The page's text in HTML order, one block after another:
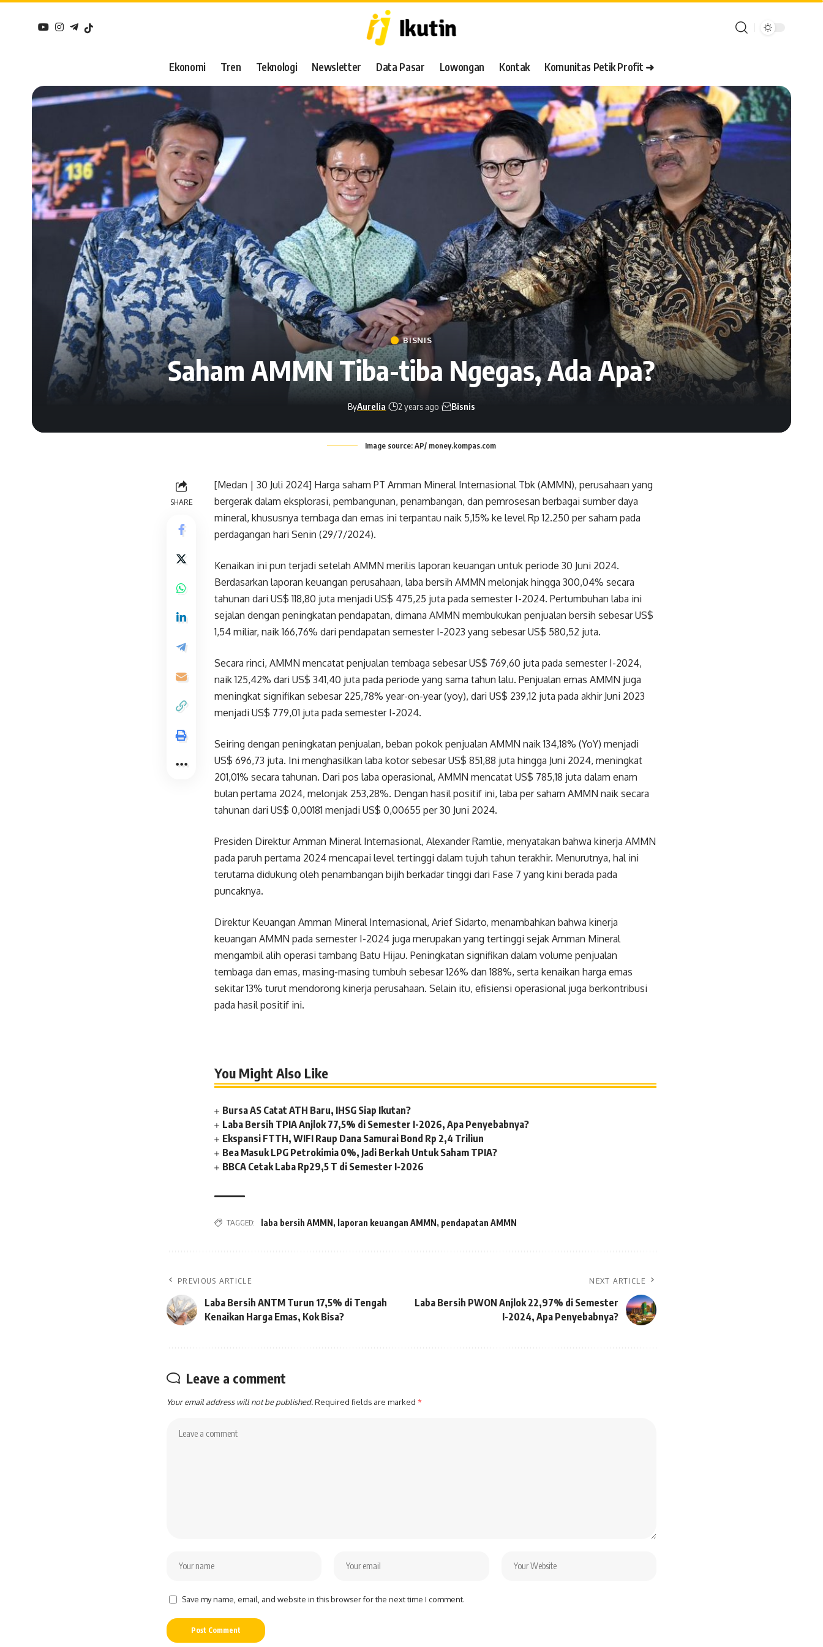
Ekonomi Tren Teknologi Newsletter Data Pasar Lowongan Kontak Komunitas Petik Profit ➜
BISNIS
Saham AMMN Tiba-tiba Ngegas, Ada Apa?
ByAurelia 2 years ago Bisnis
Image source: AP/ money.kompas.com
SHARE
[Medan | 30 Juli 2024] Harga saham PT Amman Mineral Internasional Tbk (AMMN), perusahaan yang
bergerak dalam eksplorasi, pembangunan, penambangan, dan pemrosesan berbagai sumber daya
mineral, khususnya tembaga dan emas ini terpantau naik 5,15% ke level Rp 12.250 per saham pada
perdagangan hari Senin (29/7/2024).
Kenaikan ini pun terjadi setelah AMMN merilis laporan keuangan untuk periode 30 Juni 2024.
Berdasarkan laporan keuangan perusahaan, laba bersih AMMN melonjak hingga 300,04% secara
tahunan dari US$ 118,80 juta menjadi US$ 475,25 juta pada semester I-2024. Pertumbuhan laba ini
sejalan dengan peningkatan pendapatan, dimana AMMN membukukan penjualan bersih sebesar US$
1,54 miliar, naik 166,76% dari pendapatan semester I-2023 yang sebesar US$ 580,52 juta.
Secara rinci, AMMN mencatat penjualan tembaga sebesar US$ 769,60 juta pada semester I-2024,
naik 125,42% dari US$ 341,40 juta pada periode yang sama tahun lalu. Penjualan emas AMMN juga
meningkat signifikan sebesar 225,78% year-on-year (yoy), dari US$ 239,12 juta pada akhir Juni 2023
menjadi US$ 779,01 juta pada semester I-2024.
Seiring dengan peningkatan penjualan, beban pokok penjualan AMMN naik 134,18% (YoY) menjadi
US$ 696,73 juta. Ini menghasilkan laba kotor sebesar US$ 851,88 juta hingga Juni 2024, meningkat
201,01% secara tahunan. Dari pos laba operasional, AMMN mencatat US$ 785,18 juta dalam enam
bulan pertama 2024, melonjak 253,28%. Dengan hasil positif ini, laba per saham AMMN naik secara
tahunan dari US$ 0,00181 menjadi US$ 0,00655 per 30 Juni 2024.
Presiden Direktur Amman Mineral Internasional, Alexander Ramlie, menyatakan bahwa kinerja AMMN
pada paruh pertama 2024 mencapai level tertinggi dalam tujuh tahun terakhir. Menurutnya, hal ini
terutama didukung oleh penambangan bijih berkadar tinggi dari Fase 7 yang kini berada pada
puncaknya.
Direktur Keuangan Amman Mineral Internasional, Arief Sidarto, menambahkan bahwa kinerja
keuangan AMMN pada semester I-2024 juga merupakan yang tertinggi sejak Amman Mineral
mengambil alih operasi tambang Batu Hijau. Peningkatan signifikan dalam volume penjualan
tembaga dan emas, masing-masing tumbuh sebesar 126% dan 188%, serta kenaikan harga emas
sekitar 13% turut mendorong kinerja perusahaan. Selain itu, efisiensi operasional juga berkontribusi
pada hasil positif ini.
You Might Also Like
Bursa AS Catat ATH Baru, IHSG Siap Ikutan?
Laba Bersih TPIA Anjlok 77,5% di Semester I-2026, Apa Penyebabnya?
Ekspansi FTTH, WIFI Raup Dana Samurai Bond Rp 2,4 Triliun
Bea Masuk LPG Petrokimia 0%, Jadi Berkah Untuk Saham TPIA?
BBCA Cetak Laba Rp29,5 T di Semester I-2026
TAGGED: laba bersih AMMN, laporan keuangan AMMN, pendapatan AMMN
PREVIOUS ARTICLE
Laba Bersih ANTM Turun 17,5% di Tengah
Kenaikan Harga Emas, Kok Bisa?
NEXT ARTICLE
Laba Bersih PWON Anjlok 22,97% di Semester
I-2024, Apa Penyebabnya?
Leave a comment
Your email address will not be published.Required fields are marked *
Save my name, email, and website in this browser for the next time I comment.